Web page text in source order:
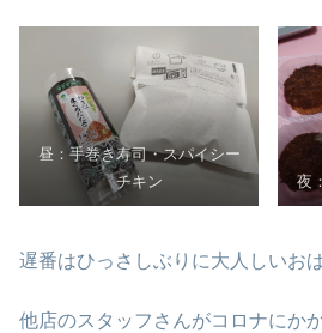
昼：手巻き寿司・スパイシー
チキン
夜
遅番はひっさしぶりに大人しいお
他店のスタッフさんがコロナにか